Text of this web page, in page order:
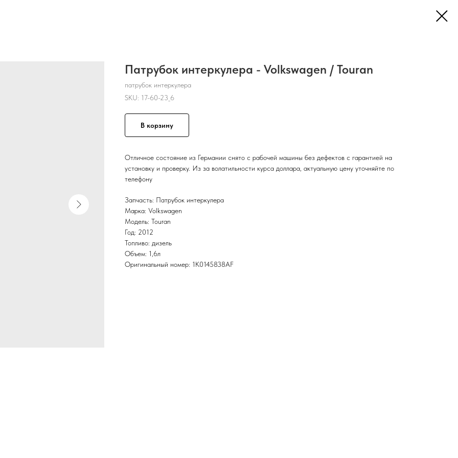
Патрубок интеркулера - Volkswagen / Touran
патрубок интеркулера
SKU: 17-60-23_6
В корзину
Отличное состояние из Германии снято с рабочей машины без дефектов с гарантией на
установку и проверку. Из за волатильности курса доллара, актуальную цену уточняйте по
телефону
Запчасть: Патрубок интеркулера
Марка: Volkswagen
Модель: Touran
Год: 2012
Топливо: дизель
Объем: 1,6л
Оригинальный номер: 1K0145838AF